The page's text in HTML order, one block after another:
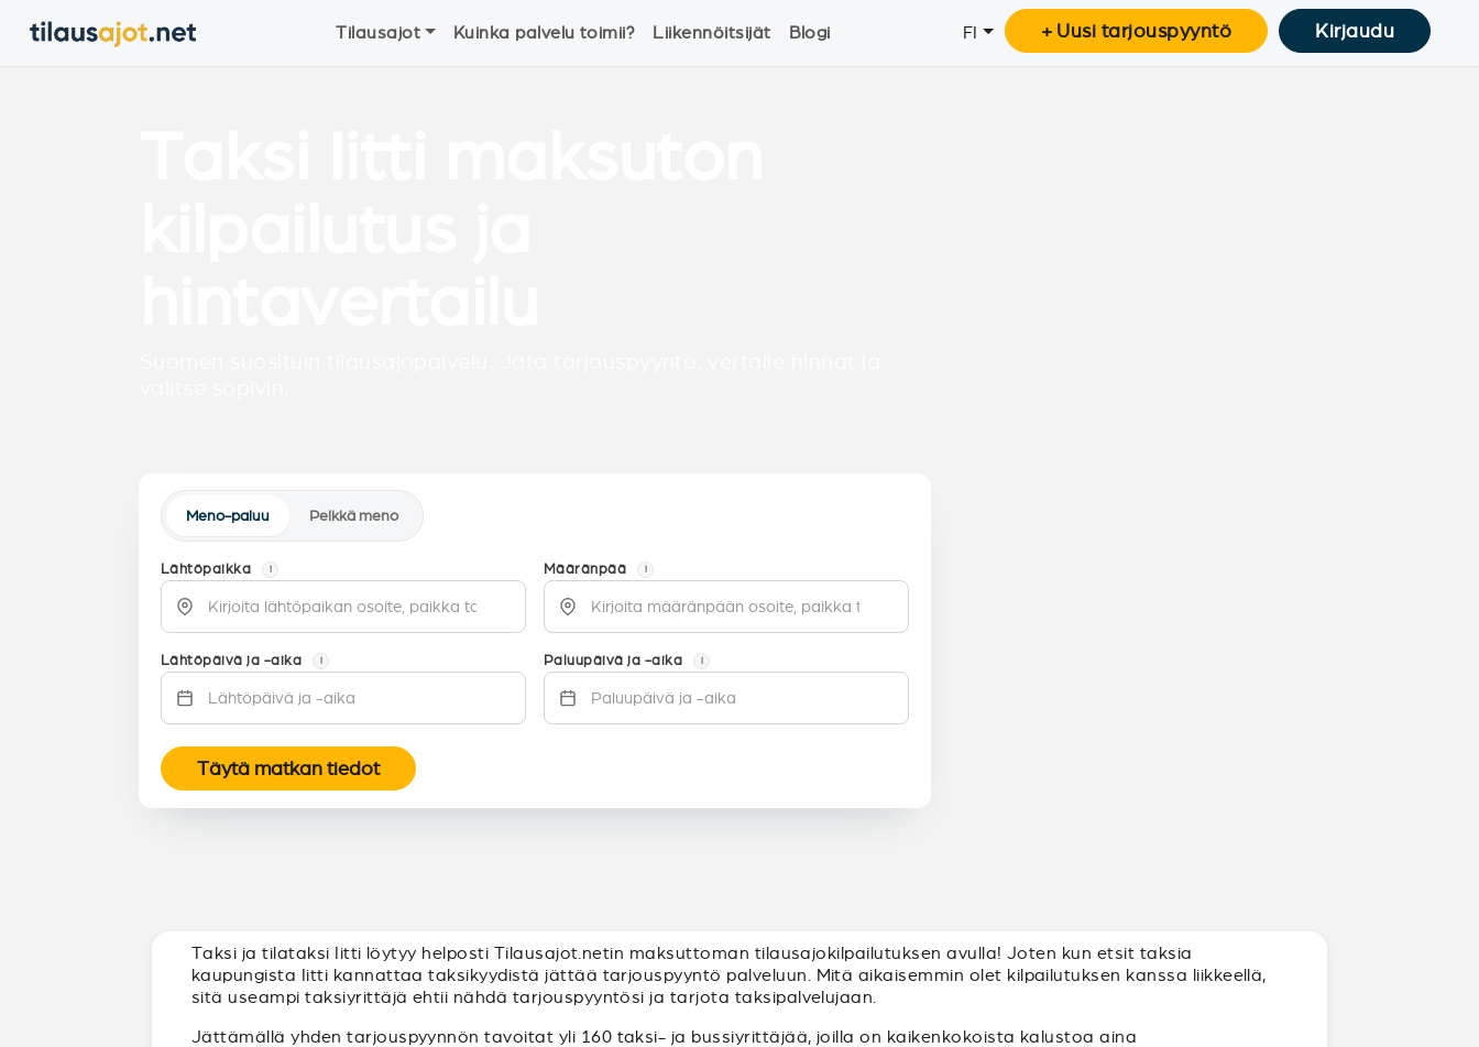
Tilausajot Kuinka palvelu toimii? Liikennöitsijät Blogi FI + Uusi tarjouspyyntö Kirjaudu
Meno-paluu Pelkkä meno
Lähtöpaikka i Määränpää i
Lähtöpäivä ja -aika i Paluupäivä ja -aika i
Täytä matkan tiedot
Taksi ja tilataksi Iitti löytyy helposti Tilausajot.netin maksuttoman tilausajokilpailutuksen avulla! Joten kun etsit taksia
kaupungista Iitti kannattaa taksikyydistä jättää tarjouspyyntö palveluun. Mitä aikaisemmin olet kilpailutuksen kanssa liikkeellä,
sitä useampi taksiyrittäjä ehtii nähdä tarjouspyyntösi ja tarjota taksipalvelujaan.
Jättämällä yhden tarjouspyynnön tavoitat yli 160 taksi- ja bussiyrittäjää, joilla on kaikenkokoista kalustoa aina